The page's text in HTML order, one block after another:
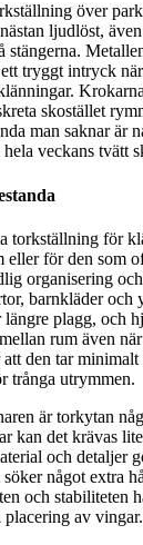
över
ljudlöst,
stängerna.
tryggt intryck
skostället
man saknar är
veckans tvätt
torkställning för
eller för den som
organisering
barnkläder och
plagg, och
rum även
den tar minimalt
trånga utrymmen.
är torkytan
kan det krävas
och detaljer
något extra
och stabiliteten
av vingar.